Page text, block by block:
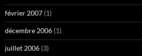
février 2007 (1)
décembre 2006 (1)
juillet 2006 (3)